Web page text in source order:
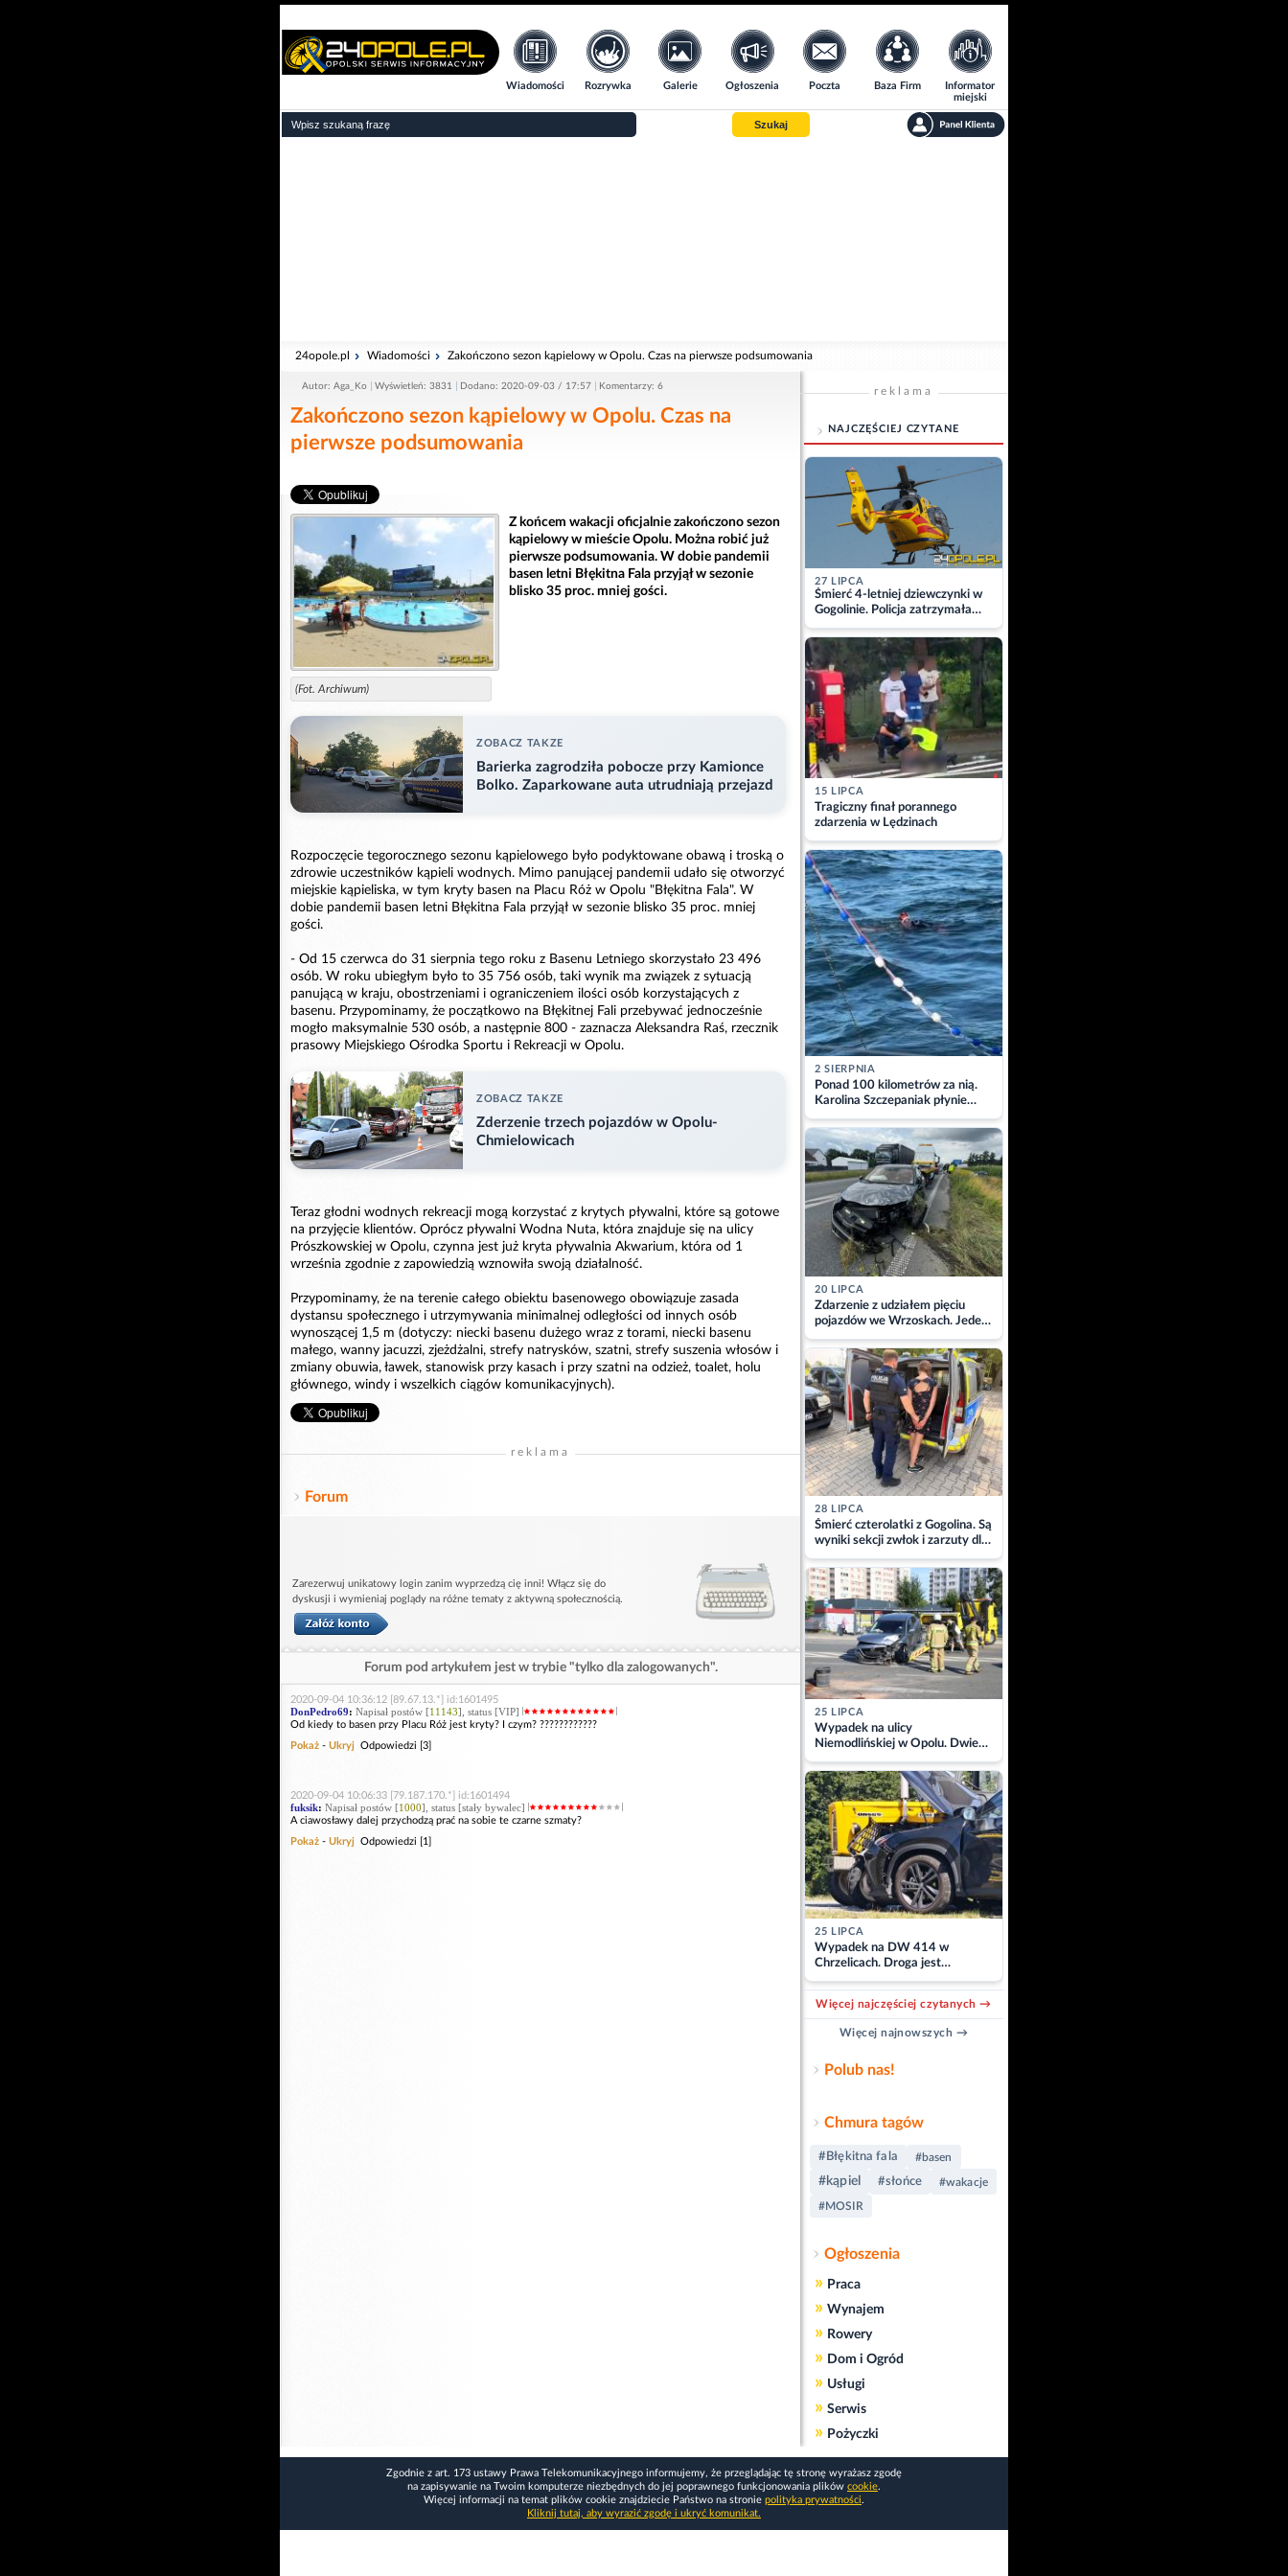
Wiadomości Rozrywka Galerie Ogłoszenia Poczta Baza Firm
Informator
miejski
Szukaj
24opole.pl Wiadomości Zakończono sezon kąpielowy w Opolu. Czas na pierwsze podsumowania
Autor: Aga_Ko Wyświetleń: 3831 Dodano: 2020-09-03 / 17:57 Komentarzy: 6
Zakończono sezon kąpielowy w Opolu. Czas na
pierwsze podsumowania
(Fot. Archiwum)
Z końcem wakacji oficjalnie zakończono sezon
kąpielowy w mieście Opolu. Można robić już
pierwsze podsumowania. W dobie pandemii
basen letni Błękitna Fala przyjął w sezonie
blisko 35 proc. mniej gości.
ZOBACZ TAKZE
Barierka zagrodziła pobocze przy Kamionce
Bolko. Zaparkowane auta utrudniają przejazd
Rozpoczęcie tegorocznego sezonu kąpielowego było podyktowane obawą i troską o
zdrowie uczestników kąpieli wodnych. Mimo panującej pandemii udało się otworzyć
miejskie kąpieliska, w tym kryty basen na Placu Róż w Opolu "Błękitna Fala". W
dobie pandemii basen letni Błękitna Fala przyjął w sezonie blisko 35 proc. mniej
gości.
- Od 15 czerwca do 31 sierpnia tego roku z Basenu Letniego skorzystało 23 496
osób. W roku ubiegłym było to 35 756 osób, taki wynik ma związek z sytuacją
panującą w kraju, obostrzeniami i ograniczeniem ilości osób korzystających z
basenu. Przypominamy, że początkowo na Błękitnej Fali przebywać jednocześnie
mogło maksymalnie 530 osób, a następnie 800 - zaznacza Aleksandra Raś, rzecznik
prasowy Miejskiego Ośrodka Sportu i Rekreacji w Opolu.
ZOBACZ TAKZE
Zderzenie trzech pojazdów w Opolu-
Chmielowicach
Teraz głodni wodnych rekreacji mogą korzystać z krytych pływalni, które są gotowe
na przyjęcie klientów. Oprócz pływalni Wodna Nuta, która znajduje się na ulicy
Prószkowskiej w Opolu, czynna jest już kryta pływalnia Akwarium, która od 1
września zgodnie z zapowiedzią wznowiła swoją działalność.
Przypominamy, że na terenie całego obiektu basenowego obowiązuje zasada
dystansu społecznego i utrzymywania minimalnej odległości od innych osób
wynoszącej 1,5 m (dotyczy: niecki basenu dużego wraz z torami, niecki basenu
małego, wanny jacuzzi, zjeżdżalni, strefy natrysków, szatni, strefy suszenia włosów i
zmiany obuwia, ławek, stanowisk przy kasach i przy szatni na odzież, toalet, holu
głównego, windy i wszelkich ciągów komunikacyjnych).
reklama
Forum
Zarezerwuj unikatowy login zanim wyprzedzą cię inni! Włącz się do
dyskusji i wymieniaj poglądy na różne tematy z aktywną społecznością.
Forum pod artykułem jest w trybie "tylko dla zalogowanych".
2020-09-04 10:36:12 [89.67.13.*] id:1601495
DonPedro69: Napisał postów [11143], status [VIP]
Od kiedy to basen przy Placu Róż jest kryty? I czym? ????????????
Pokaż - Ukryj Odpowiedzi [3]
2020-09-04 10:06:33 [79.187.170.*] id:1601494
fuksik: Napisał postów [1000], status [stały bywalec]
A ciawosławy dalej przychodzą prać na sobie te czarne szmaty?
Pokaż - Ukryj Odpowiedzi [1]
reklama
NAJCZĘŚCIEJ CZYTANE
27 LIPCA
Śmierć 4-letniej dziewczynki w
Gogolinie. Policja zatrzymała
matkę
15 LIPCA
Tragiczny finał porannego
zdarzenia w Lędzinach
2 SIERPNIA
Ponad 100 kilometrów za nią.
Karolina Szczepaniak płynie
przez Bałtyk dla Piotra.
Aktualizacja
20 LIPCA
Zdarzenie z udziałem pięciu
pojazdów we Wrzoskach. Jeden
z kierowców zabrany w
kajdankach
28 LIPCA
Śmierć czterolatki z Gogolina. Są
wyniki sekcji zwłok i zarzuty dla
matki
25 LIPCA
Wypadek na ulicy
Niemodlińskiej w Opolu. Dwie
osoby w szpitalu
25 LIPCA
Wypadek na DW 414 w
Chrzelicach. Droga jest
zablokowana
Więcej najczęściej czytanych →
Więcej najnowszych →
Polub nas!
Chmura tagów
#Błękitna fala #basen
#kąpiel #słońce #wakacje
#MOSIR
Ogłoszenia
» Praca
» Wynajem
» Rowery
» Dom i Ogród
» Usługi
» Serwis
» Pożyczki
Zgodnie z art. 173 ustawy Prawa Telekomunikacyjnego informujemy, że przeglądając tę stronę wyrażasz zgodę
na zapisywanie na Twoim komputerze niezbędnych do jej poprawnego funkcjonowania plików cookie.
Więcej informacji na temat plików cookie znajdziecie Państwo na stronie polityka prywatności.
Kliknij tutaj, aby wyrazić zgodę i ukryć komunikat.